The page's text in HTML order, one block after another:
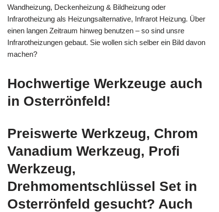
Wandheizung, Deckenheizung & Bildheizung oder
Infrarotheizung als Heizungsalternative, Infrarot Heizung. Über
einen langen Zeitraum hinweg benutzen – so sind unsre
Infrarotheizungen gebaut. Sie wollen sich selber ein Bild davon
machen?
Hochwertige Werkzeuge auch
in Osterrönfeld!
Preiswerte Werkzeug, Chrom
Vanadium Werkzeug, Profi
Werkzeug,
Drehmomentschlüssel Set in
Osterrönfeld gesucht? Auch